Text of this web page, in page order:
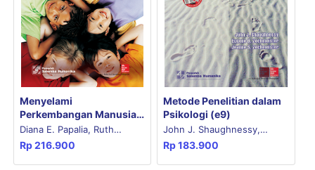
Menyelami
Perkembangan Manusia
(e12) 1
Diana E. Papalia, Ruth
Duskin Feldman
Rp216.900
Metode Penelitian dalam
Psikologi (e9)
John J. Shaughnessy,
Eugene B. Zechmeister,
Wallce
Rp183.900